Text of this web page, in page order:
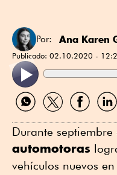
Por: Ana Karen
Publicado: 02.10.2020 -
Compartir
por
Compartir
por
Compartir
por
por
Durante
automotoras
vehículos nuevos